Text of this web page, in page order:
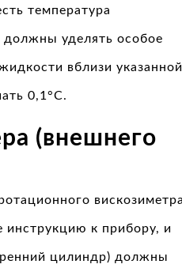
температура
должны уделять особое
вблизи указанной
0,1°C.
(внешнего
инструкцию к прибору, и
цилиндр) должны